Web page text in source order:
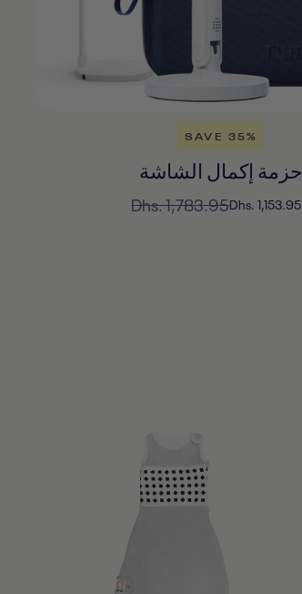
SAVE 35%
حزمة إكمال الشاشة
السعر
Dhs. 1,153.95السعر
Dhs. 1,783.95